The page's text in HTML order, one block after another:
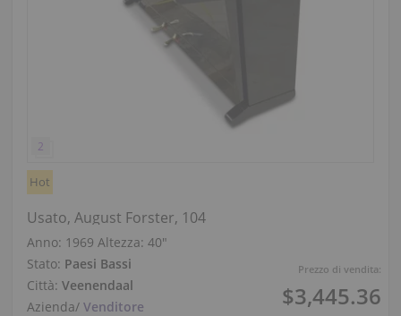
Prezzo di vendita:
$3,445.36
Hot
Usato, August Forster, 104
Anno: 1969 Altezza: 40″
Stato: Paesi Bassi
Città: Veenendaal
Azienda/ Venditore